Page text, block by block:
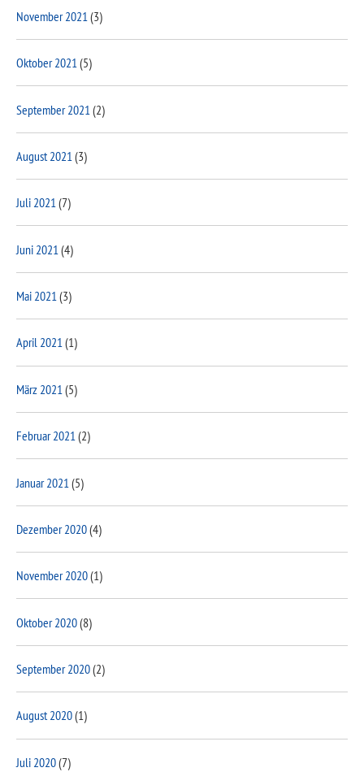
November 2021 (3)
Oktober 2021(5)
September 2021 (2)
August 2021 (3)
Juli 2021(7)
Juni 2021 (4)
Mai 2021(3)
April 2021(1)
März 2021 (5)
Februar 2021(2)
Januar 2021 (5)
Dezember 2020(4)
November 2020(1)
Oktober 2020(8)
September 2020(2)
August 2020(1)
Juli 2020(7)